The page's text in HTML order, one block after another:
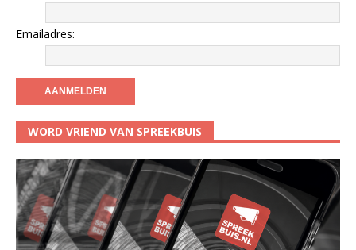
Emailadres:
WORD VRIEND VAN SPREEKBUIS